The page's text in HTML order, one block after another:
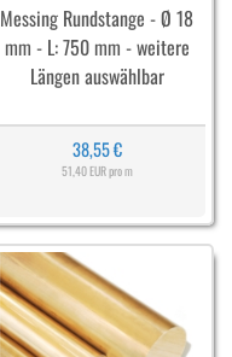
Messing Rundstange - Ø 18
mm - L: 750 mm - weitere
Längen auswählbar
38,55 €
51,40 EUR pro m